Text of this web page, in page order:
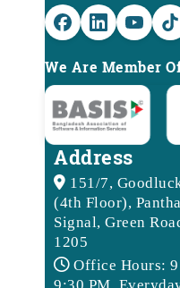
We Are Member
Address
151/7,
(4th Floor),
Signal, Green
1205
Office Hours:
9:30 PM,